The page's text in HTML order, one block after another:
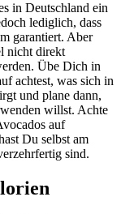
in Deutschland ein
lediglich, dass
garantiert. Aber
nicht direkt
Übe Dich in
achtest, was sich in
und plane dann,
willst. Achte
auf
Du selbst am
sind.